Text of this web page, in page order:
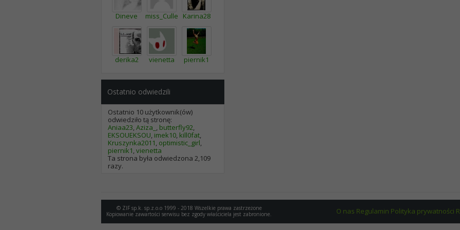
Dineve miss_Cullen Karina28
derika2 vienetta piernik1
Ostatnio odwiedzili
Ostatnio 10 użytkownik(ów)
odwiedziło tą stronę:
Aniaa23,Aziza_ , butterfly92,
EKSOUEKSOU, imek10, kill0fat,
Kruszynka2011, optimistic_girl,
piernik1,vienetta
Ta strona była odwiedzona 2,109
razy.
© ZIF sp.k. sp.z.o.o 1999 - 2018 Wszelkie prawa zastrzeżone
Kopiowanie zawartości serwisu bez zgody właściciela jest zabronione.
O nas Regulamin Polityka prywatności